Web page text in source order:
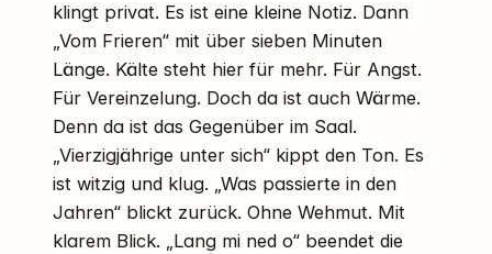
klingt privat. Es ist eine kleine Notiz. Dann
„Vom Frieren“ mit über sieben Minuten
Länge. Kälte steht hier für mehr. Für Angst.
Für Vereinzelung. Doch da ist auch Wärme.
Denn da ist das Gegenüber im Saal.
„Vierzigjährige unter sich“ kippt den Ton. Es
ist witzig und klug. „Was passierte in den
Jahren“ blickt zurück. Ohne Wehmut. Mit
klarem Blick. „Lang mi ned o“ beendet die